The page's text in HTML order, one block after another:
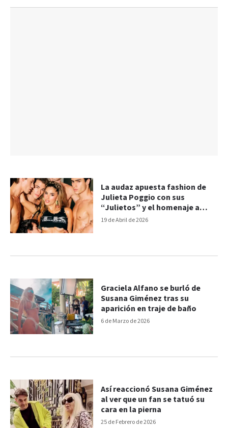
19 de Abril de 2026
La audaz apuesta fashion de
Julieta Poggio con sus
“Julietos” y el homenaje a
Susana
6 de Marzo de 2026
Graciela Alfano se burló de
Susana Giménez tras su
aparición en traje de baño
25 de Febrero de 2026
Así reaccionó Susana Giménez
al ver que un fan se tatuó su
cara en la pierna